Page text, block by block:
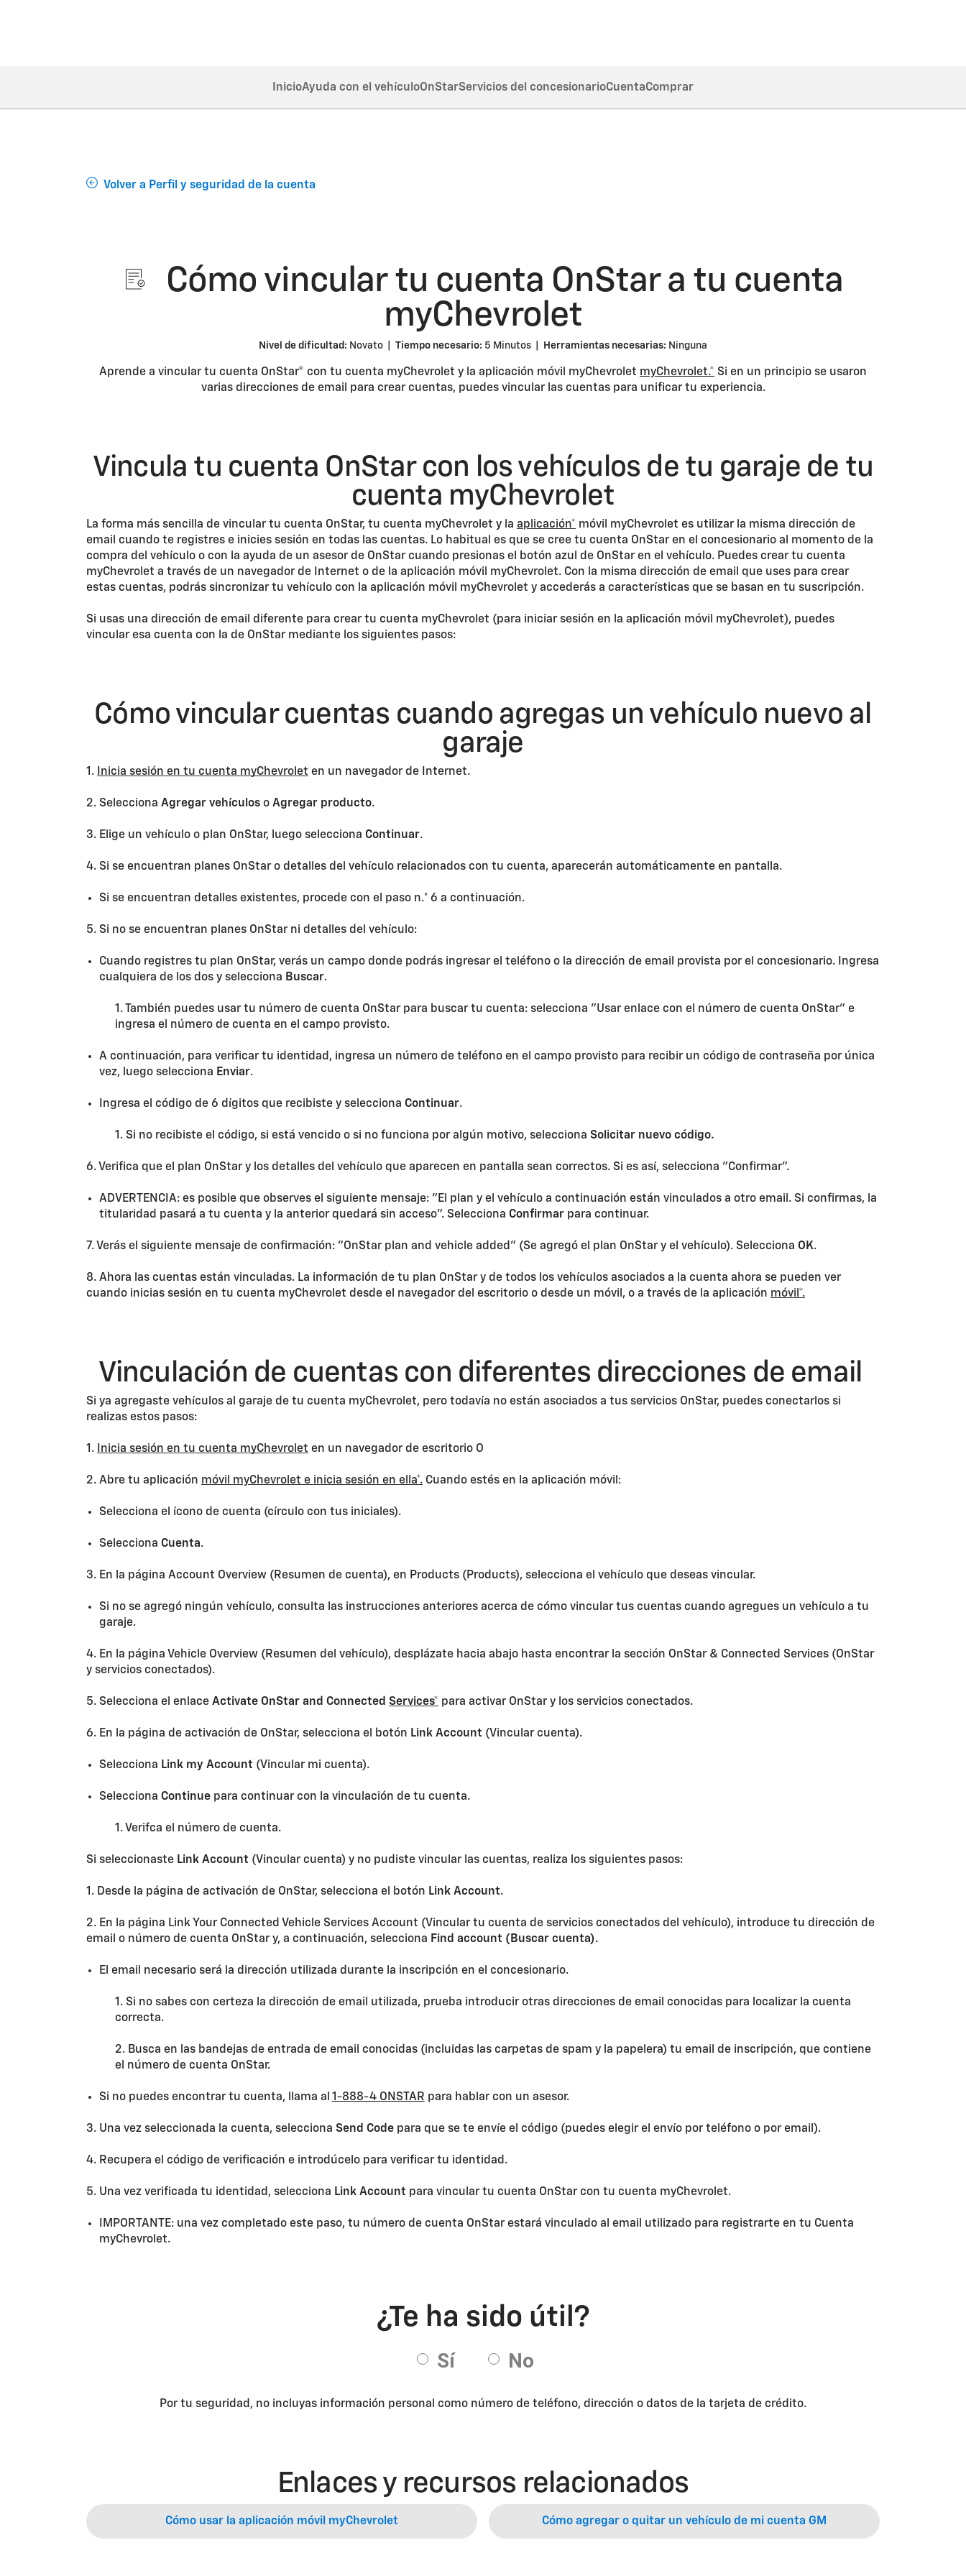
InicioAyuda con el vehículoOnStarServicios del concesionarioCuentaComprar
Volver a Perfil y seguridad de la cuenta
Cómo vincular tu cuenta OnStar a tu cuenta
myChevrolet
Nivel de dificultad: Novato | Tiempo necesario: 5 Minutos | Herramientas necesarias: Ninguna
Aprende a vincular tu cuenta OnStar® con tu cuenta myChevrolet y la aplicación móvil myChevrolet myChevrolet.* Si en un principio se usaron
varias direcciones de email para crear cuentas, puedes vincular las cuentas para unificar tu experiencia.
Vincula tu cuenta OnStar con los vehículos de tu garaje de tu
cuenta myChevrolet
La forma más sencilla de vincular tu cuenta OnStar, tu cuenta myChevrolet y la aplicación* móvil myChevrolet es utilizar la misma dirección de
email cuando te registres e inicies sesión en todas las cuentas. Lo habitual es que se cree tu cuenta OnStar en el concesionario al momento de la
compra del vehículo o con la ayuda de un asesor de OnStar cuando presionas el botón azul de OnStar en el vehículo. Puedes crear tu cuenta
myChevrolet a través de un navegador de Internet o de la aplicación móvil myChevrolet. Con la misma dirección de email que uses para crear
estas cuentas, podrás sincronizar tu vehículo con la aplicación móvil myChevrolet y accederás a características que se basan en tu suscripción.
Si usas una dirección de email diferente para crear tu cuenta myChevrolet (para iniciar sesión en la aplicación móvil myChevrolet), puedes
vincular esa cuenta con la de OnStar mediante los siguientes pasos:
Cómo vincular cuentas cuando agregas un vehículo nuevo al
garaje
1. Inicia sesión en tu cuenta myChevrolet en un navegador de Internet.
2. Selecciona Agregar vehículos o Agregar producto.
3. Elige un vehículo o plan OnStar, luego selecciona Continuar.
4. Si se encuentran planes OnStar o detalles del vehículo relacionados con tu cuenta, aparecerán automáticamente en pantalla.
Si se encuentran detalles existentes, procede con el paso n.° 6 a continuación.
5. Si no se encuentran planes OnStar ni detalles del vehículo:
Cuando registres tu plan OnStar, verás un campo donde podrás ingresar el teléfono o la dirección de email provista por el concesionario. Ingresa
cualquiera de los dos y selecciona Buscar.
1. También puedes usar tu número de cuenta OnStar para buscar tu cuenta: selecciona "Usar enlace con el número de cuenta OnStar" e
ingresa el número de cuenta en el campo provisto.
A continuación, para verificar tu identidad, ingresa un número de teléfono en el campo provisto para recibir un código de contraseña por única
vez, luego selecciona Enviar.
Ingresa el código de 6 dígitos que recibiste y selecciona Continuar.
1. Si no recibiste el código, si está vencido o si no funciona por algún motivo, selecciona Solicitar nuevo código.
6. Verifica que el plan OnStar y los detalles del vehículo que aparecen en pantalla sean correctos. Si es así, selecciona "Confirmar".
ADVERTENCIA: es posible que observes el siguiente mensaje: "El plan y el vehículo a continuación están vinculados a otro email. Si confirmas, la
titularidad pasará a tu cuenta y la anterior quedará sin acceso". Selecciona Confirmarpara continuar.
7. Verás el siguiente mensaje de confirmación: "OnStar plan and vehicle added" (Se agregó el plan OnStar y el vehículo). Selecciona OK.
8. Ahora las cuentas están vinculadas. La información de tu plan OnStar y de todos los vehículos asociados a la cuenta ahora se pueden ver
cuando inicias sesión en tu cuenta myChevrolet desde el navegador del escritorio o desde un móvil, o a través de la aplicación móvil*.
Vinculación de cuentas con diferentes direcciones de email
Si ya agregaste vehículos al garaje de tu cuenta myChevrolet, pero todavía no están asociados a tus servicios OnStar, puedes conectarlos si
realizas estos pasos:
1. Inicia sesión en tu cuenta myChevrolet en un navegador de escritorio O
2. Abre tu aplicación móvil myChevrolet e inicia sesión en ella*. Cuando estés en la aplicación móvil:
Selecciona el ícono de cuenta (círculo con tus iniciales).
Selecciona Cuenta.
3. En la página Account Overview (Resumen de cuenta), en Products (Products), selecciona el vehículo que deseas vincular.
Si no se agregó ningún vehículo, consulta las instrucciones anteriores acerca de cómo vincular tus cuentas cuando agregues un vehículo a tu
garaje.
4. En la página Vehicle Overview (Resumen del vehículo), desplázate hacia abajo hasta encontrar la sección OnStar & Connected Services (OnStar
y servicios conectados).
5. Selecciona el enlace Activate OnStar and Connected Services* para activar OnStar y los servicios conectados.
6. En la página de activación de OnStar, selecciona el botón Link Account (Vincular cuenta).
Selecciona Link my Account (Vincular mi cuenta).
Selecciona Continuepara continuar con la vinculación de tu cuenta.
1. Verifca el número de cuenta.
Si seleccionaste Link Account (Vincular cuenta) y no pudiste vincular las cuentas, realiza los siguientes pasos:
1. Desde la página de activación de OnStar, selecciona el botón Link Account.
2. En la página Link Your Connected Vehicle Services Account (Vincular tu cuenta de servicios conectados del vehículo), introduce tu dirección de
email o número de cuenta OnStar y, a continuación, selecciona Find account (Buscar cuenta).
El email necesario será la dirección utilizada durante la inscripción en el concesionario.
1. Si no sabes con certeza la dirección de email utilizada, prueba introducir otras direcciones de email conocidas para localizar la cuenta
correcta.
2. Busca en las bandejas de entrada de email conocidas (incluidas las carpetas de spam y la papelera) tu email de inscripción, que contiene
el número de cuenta OnStar.
Si no puedes encontrar tu cuenta, llama al 1-888-4 ONSTAR para hablar con un asesor.
3. Una vez seleccionada la cuenta, selecciona Send Code para que se te envíe el código (puedes elegir el envío por teléfono o por email).
4. Recupera el código de verificación e introdúcelo para verificar tu identidad.
5. Una vez verificada tu identidad, selecciona Link Account para vincular tu cuenta OnStar con tu cuenta myChevrolet.
IMPORTANTE: una vez completado este paso, tu número de cuenta OnStar estará vinculado al email utilizado para registrarte en tu Cuenta
myChevrolet.
Por tu seguridad, no incluyas información personal como número de teléfono, dirección o datos de la tarjeta de crédito.
Enlaces y recursos relacionados
Cómo usar la aplicación móvil myChevrolet Cómo agregar o quitar un vehículo de mi cuenta GM